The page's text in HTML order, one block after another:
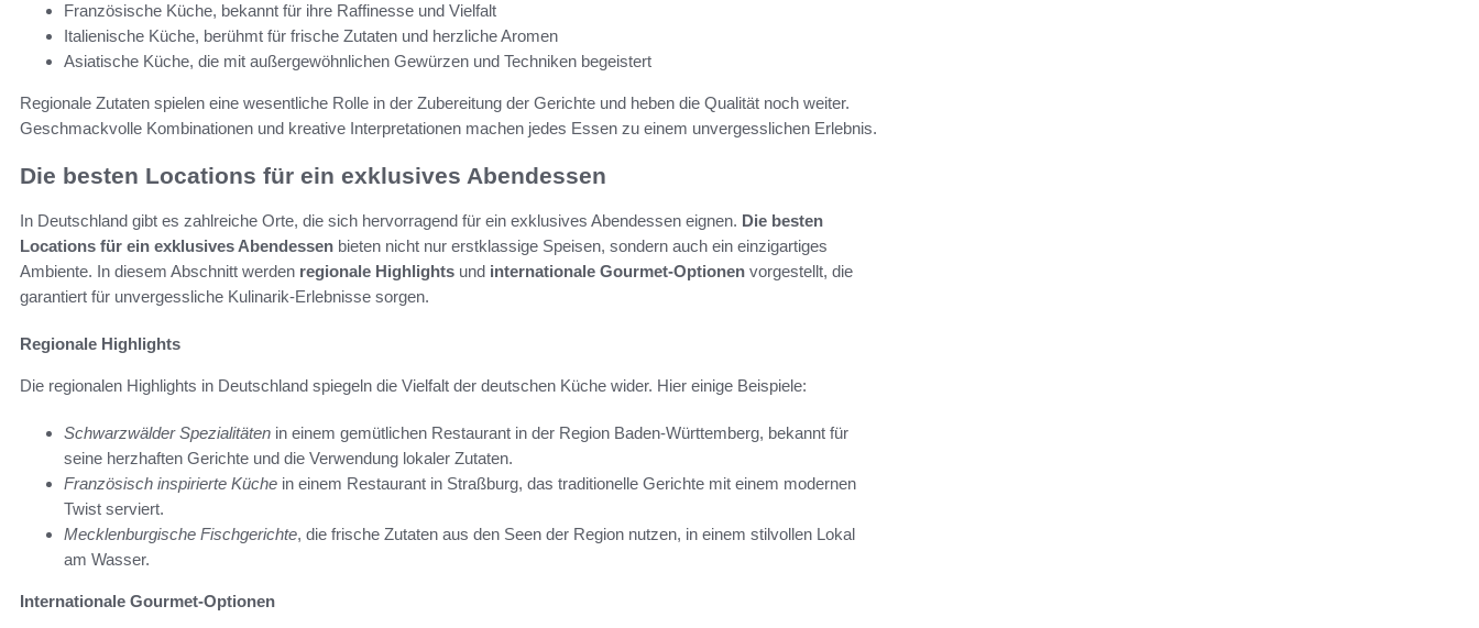
Französische Küche, bekannt für ihre Raffinesse und Vielfalt
Italienische Küche, berühmt für frische Zutaten und herzliche Aromen
Asiatische Küche, die mit außergewöhnlichen Gewürzen und Techniken begeistert
Regionale Zutaten spielen eine wesentliche Rolle in der Zubereitung der Gerichte und heben die Qualität noch weiter.
Geschmackvolle Kombinationen und kreative Interpretationen machen jedes Essen zu einem unvergesslichen Erlebnis.
Die besten Locations für ein exklusives Abendessen
In Deutschland gibt es zahlreiche Orte, die sich hervorragend für ein exklusives Abendessen eignen. Die besten
Locations für ein exklusives Abendessen bieten nicht nur erstklassige Speisen, sondern auch ein einzigartiges
Ambiente. In diesem Abschnitt werden regionale Highlights und internationale Gourmet-Optionen vorgestellt, die
garantiert für unvergessliche Kulinarik-Erlebnisse sorgen.
Regionale Highlights
Die regionalen Highlights in Deutschland spiegeln die Vielfalt der deutschen Küche wider. Hier einige Beispiele:
Schwarzwälder Spezialitäten in einem gemütlichen Restaurant in der Region Baden-Württemberg, bekannt für
seine herzhaften Gerichte und die Verwendung lokaler Zutaten.
Französisch inspirierte Küche in einem Restaurant in Straßburg, das traditionelle Gerichte mit einem modernen
Twist serviert.
Mecklenburgische Fischgerichte, die frische Zutaten aus den Seen der Region nutzen, in einem stilvollen Lokal
am Wasser.
Internationale Gourmet-Optionen